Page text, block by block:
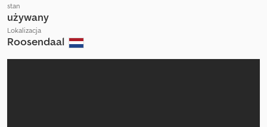
stan
używany
Lokalizacja
Roosendaal